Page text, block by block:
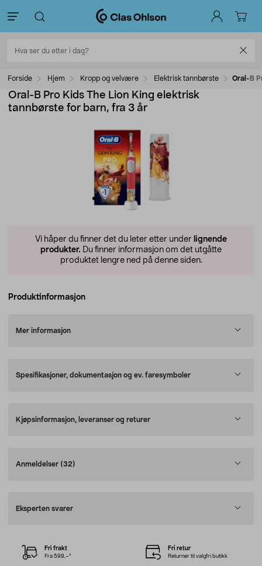
Forside Hjem Kropp og velvære Elektrisk tannbørste Oral-B
Oral-B Pro Kids The Lion King elektrisk
tannbørste for barn, fra 3 år
Vi håper du finner det du leter etter under lignende
produkter. Du finner informasjon om det utgåtte
produktet lengre ned på denne siden.
Produktinformasjon
Mer informasjon
Spesifikasjoner, dokumentasjon og ev. faresymboler
Kjøpsinformasjon, leveranser og returer
Anmeldelser (32)
Eksperten svarer
Fri frakt
Fra 599,–*
Fri retur
Returner til valgfri butikk